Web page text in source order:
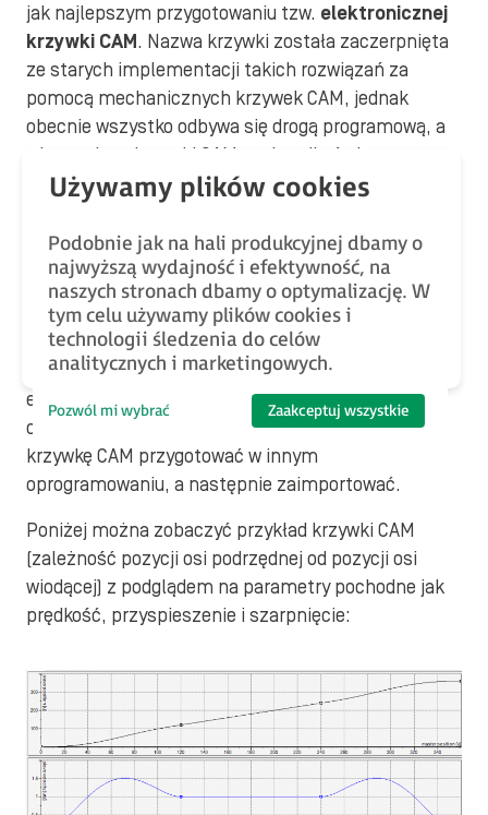
jak najlepszym przygotowaniu tzw. elektronicznej
krzywki CAM. Nazwa krzywki została zaczerpnięta
ze starych implementacji takich rozwiązań za
pomocą mechanicznych krzywek CAM, jednak
obecnie wszystko odbywa się drogą programową, a
więc zmiana krzywki CAM może odbyć się
błyskawicznie.
Dodatkowo w tym sposobie sprzężenia można
używać mechanizmu zwanego DRUM czy też TAP,
polegającego na tym, że po osiągnięciu ustalonych
pozycji przez oś wiodącą będą załączane lub
wyłączane szybkie wyjścia w serwonapędzie, tj. bez
udziału głównego programu sterownika. Prosty
edytor CAM jest zazwyczaj wbudowany w
oprogramowanie narzędziowe, ale można też
krzywkę CAM przygotować w innym
oprogramowaniu, a następnie zaimportować.
Poniżej można zobaczyć przykład krzywki CAM
(zależność pozycji osi podrzędnej od pozycji osi
wiodącej) z podglądem na parametry pochodne jak
prędkość, przyspieszenie i szarpnięcie:
Podobnie jak na hali produkcyjnej dbamy o
najwyższą wydajność i efektywność, na
naszych stronach dbamy o optymalizację. W
tym celu używamy plików cookies i
technologii śledzenia do celów
analitycznych i marketingowych.
Pozwól mi wybrać Zaakceptuj wszystkie